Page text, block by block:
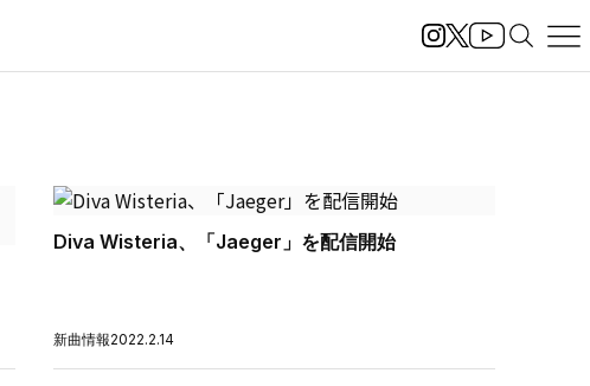
Diva Wisteria、「Jaeger」を配信開始
新曲情報2022.2.14